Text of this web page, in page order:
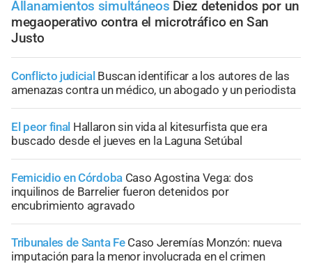
Allanamientos simultáneos Diez detenidos por un
megaoperativo contra el microtráfico en San
Justo
Conflicto judicial Buscan identificar a los autores de las
amenazas contra un médico, un abogado y un periodista
El peor final Hallaron sin vida al kitesurfista que era
buscado desde el jueves en la Laguna Setúbal
Femicidio en Córdoba Caso Agostina Vega: dos
inquilinos de Barrelier fueron detenidos por
encubrimiento agravado
Tribunales de Santa Fe Caso Jeremías Monzón: nueva
imputación para la menor involucrada en el crimen